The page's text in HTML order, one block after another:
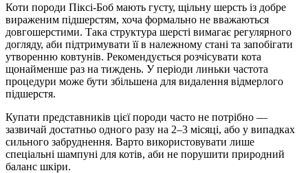
Коти породи Піксі-Боб мають густу, щільну шерсть із добре
вираженим підшерстям, хоча формально не вважаються
довгошерстими. Така структура шерсті вимагає регулярного
догляду, аби підтримувати її в належному стані та запобігати
утворенню ковтунів. Рекомендується розчісувати кота
щонайменше раз на тиждень. У періоди линьки частота
процедури може бути збільшена для видалення відмерлого
підшерстя.
Купати представників цієї породи часто не потрібно —
зазвичай достатньо одного разу на 2–3 місяці, або у випадках
сильного забруднення. Варто використовувати лише
спеціальні шампуні для котів, аби не порушити природний
баланс шкіри.